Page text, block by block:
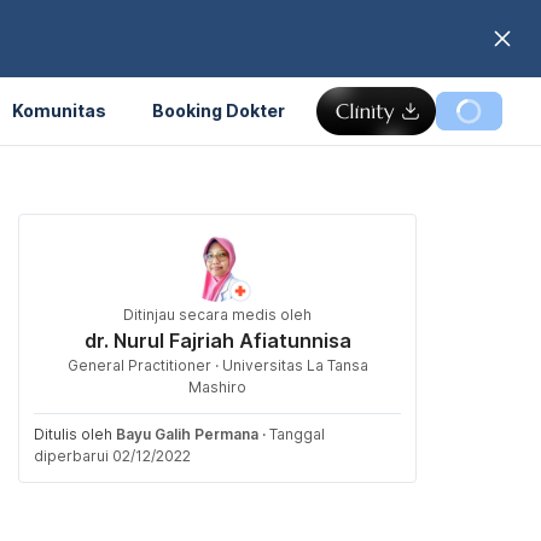
Komunitas Booking Dokter
Ditinjau secara medis oleh
dr. Nurul Fajriah Afiatunnisa
General Practitioner · Universitas La Tansa
Mashiro
Ditulis oleh Bayu Galih Permana · Tanggal
diperbarui 02/12/2022